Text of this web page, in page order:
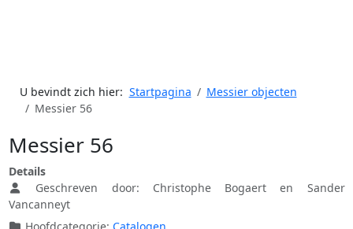
U bevindt zich hier: Startpagina
Messier objecten
Messier 56
Messier 56
Details
Geschreven door: Christophe Bogaert en Sander
Vancanneyt